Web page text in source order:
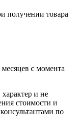
получении товара
с момента
и не
стоимости и
по